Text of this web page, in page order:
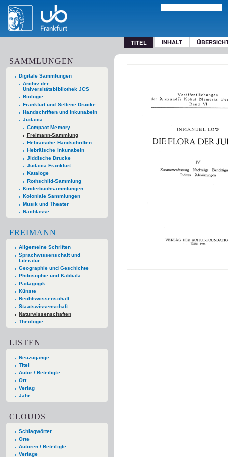
TITEL INHALT
SAMMLUNGEN
Digitale Sammlungen
Archiv der
Universitätsbibliothek JCS
Biologie
Frankfurt und Seltene Drucke
Handschriften und Inkunabeln
Judaica
Compact Memory
Freimann-Sammlung
Hebräische Handschriften
Hebräische Inkunabeln
Jiddische Drucke
Judaica Frankfurt
Kataloge
Rothschild-Sammlung
Kinderbuchsammlungen
Koloniale Sammlungen
Musik und Theater
Nachlässe
FREIMANN
Allgemeine Schriften
Sprachwissenschaft und
Literatur
Geographie und Geschichte
Philosophie und Kabbala
Pädagogik
Künste
Rechtswissenschaft
Staatswissenschaft
Naturwissenschaften
Theologie
LISTEN
Neuzugänge
Titel
Autor / Beteiligte
Ort
Verlag
Jahr
CLOUDS
Schlagwörter
Orte
Autoren / Beteiligte
Verlage